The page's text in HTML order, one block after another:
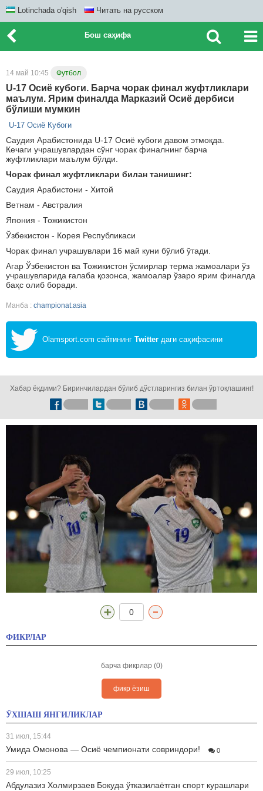
Lotinchada o'qish Читать на русском
Бош саҳифа
14 май 10:45 Футбол
U-17 Осиё кубоги. Барча чорак финал жуфтликлари
маълум. Ярим финалда Марказий Осиё дербиси
бўлиши мумкин
U-17 Осиё Кубоги
Саудия Арабистонида U-17 Осиё кубоги давом этмоқда.
Кечаги учрашувлардан сўнг чорак финалнинг барча
жуфтликлари маълум бўлди.
Чорак финал жуфтликлари билан танишинг:
Саудия Арабистони - Хитой
Ветнам - Австралия
Япония - Тожикистон
Ўзбекистон - Корея Республикаси
Чорак финал учрашувлари 16 май куни бўлиб ўтади.
Агар Ўзбекистон ва Тожикистон ўсмирлар терма жамоалари ўз
учрашувларида ғалаба қозонса, жамоалар ўзаро ярим финалда
баҳс олиб боради.
Манба : championat.asia
Olamsport.com сайтининг Twitter даги саҳифасини
Хабар ёқдими? Биринчилардан бўлиб дўстларингиз билан ўртоқлашинг!
0
ФИКРЛАР
барча фикрлар (0)
фикр ёзиш
ЎХШАШ ЯНГИЛИКЛАР
31 июл, 15:44
Умида Омонова — Осиё чемпионати совриндори! 0
29 июл, 10:25
Абдулазиз Холмирзаев Бокуда ўтказилаётган спорт курашлари